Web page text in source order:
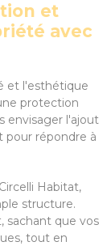
et
avec
et l'esthétique
protection
envisager l'ajout
pour répondre à
Habitat,
structure.
sachant que vos
tout en